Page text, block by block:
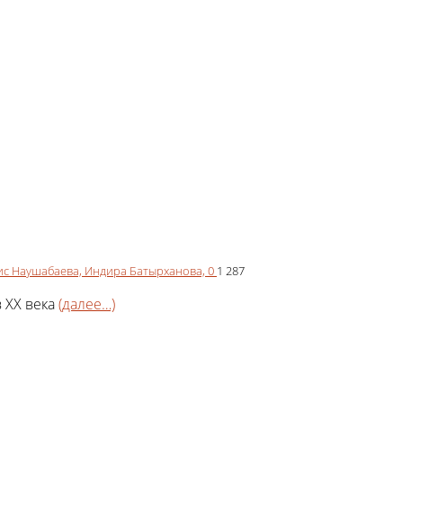
Наушабаева, Индира Батырханова, 0 1 287
века(далее…)